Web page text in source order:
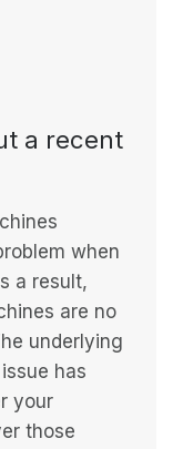
a recent
when
a result,
are no
underlying
has
your
those